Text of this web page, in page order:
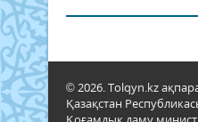
© 2026. Tolqyn.kz
Қазақстан